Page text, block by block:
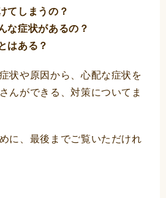
てしまうの？
な症状があるの？
はある？
状や原因から、心配な症状を
んができる、対策についてま
に、最後までご覧いただけれ